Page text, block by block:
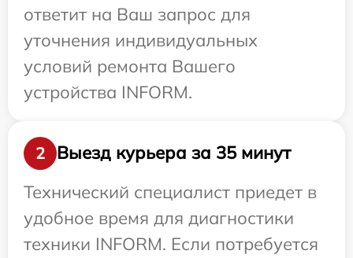
ответит на Ваш запрос для
уточнения индивидуальных
условий ремонта Вашего
устройства INFORM.
2
Выезд курьера за 35 минут
Технический специалист приедет в
удобное время для диагностики
техники INFORM. Если потребуется